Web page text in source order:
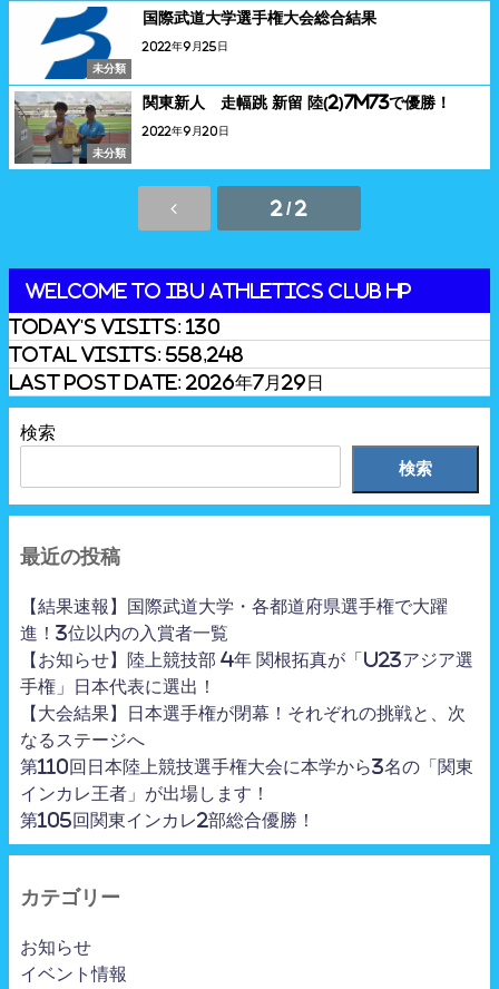
未分類
国際武道大学選手権大会総合結果
2022年9月25日
未分類
関東新人 走幅跳 新留 陸(2)7m73で優勝！
2022年9月20日
2 / 2
Welcome to IBU Athletics Club HP
Today's Visits: 130
Total Visits: 558,248
Last Post Date: 2026年7月29日
検索
検索
最近の投稿
【結果速報】国際武道大学・各都道府県選手権で大躍
進！3位以内の入賞者一覧
【お知らせ】陸上競技部 4年 関根拓真が「U23アジア選
手権」日本代表に選出！
【大会結果】日本選手権が閉幕！それぞれの挑戦と、次
なるステージへ
第110回日本陸上競技選手権大会に本学から3名の「関東
インカレ王者」が出場します！
第105回関東インカレ2部総合優勝！
カテゴリー
お知らせ
イベント情報